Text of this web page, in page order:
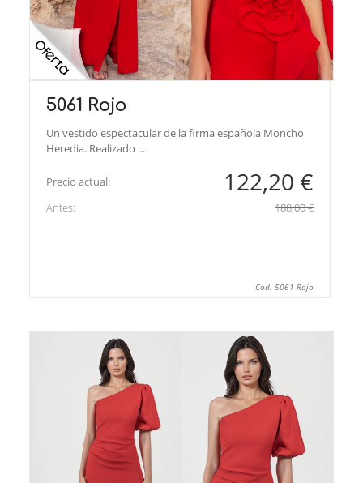
5061 Rojo
Un vestido espectacular de la firma española Moncho
Heredia. Realizado ...
Precio actual: 122,20 €
Antes: 188,00 €
Cod: 5061 Rojo